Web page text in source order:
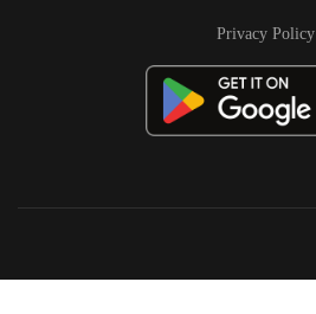
Privacy Policy